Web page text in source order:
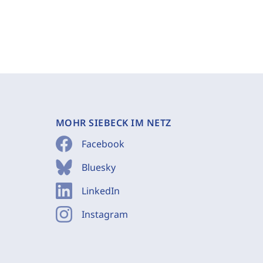
MOHR SIEBECK IM NETZ
Facebook
Bluesky
LinkedIn
Instagram